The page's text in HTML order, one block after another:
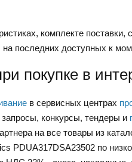
комплекте
последних доступных к
покупке в
в сервисных центрах
конкурсы, тендеры и
на все товары из
PDUA317DSA23502 по